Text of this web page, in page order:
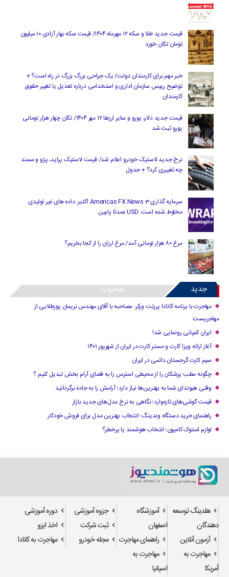
قیمت جدید طلا و سکه ۱۲ مهرماه ۱۴۰۴/ قیمت سکه بهار آزادی ۱۰ میلیون
تومان تکان خورد
خبر مهم برای کارمندان دولت/ یک جراحی بزرگ بزرگ در راه است؟ +
توضیح رییس سازمان اداری و استخدامی درباره تعدیل یا تغییر حقوق
کارمندان
قیمت جدید دلار، یورو و سایر ارزها ۱۲ مهر ۱۴۰۴/ تکان چهار هزار تومانی
یورو ثبت شد
نرخ جدید لاستیک خودرو اعلام شد/ قیمت لاستیک پراید، پژو و سمند
چه تغییری کرد؟ + جدول
سرمایه گذاری Americas FX News 3 اکتبر: داده های غیر تولیدی
مخلوط شده است. USD عمدتا پایین.
مرغ ۸۰ هزار تومانی آمد/ مرغ ارزان را از کجا بخریم؟
جدید محبوب
مهاجرت با برنامه کانادا پرزنت ورکر: مصاحبه با آقای مهندس نریمان پورطلایی از
مهاجریست
ایران کمپانی رونمایی شد!
آغاز ارائه ویزا کارت و مستر کارت در ایران از شهریور ۱۴۰۱
سیم کارت گرجستان دائمی در ایران
چگونه مطب پزشکان را از محیطی استرس زا به فضای آرام بخش تبدیل کنیم ؟
وقتی هیوندای شما به بهترین‌ها نیاز دارد؛ آرامش را به جاده برگردانید
قیمت گوشی‌های تازه‌وارد؛ نگاهی به نرخ مدل‌های جدید بازار
راهنمای خرید دستگاه وندینگ: انتخاب بهترین مدل برای فروش خودکار
لوازم استوک کامیون؛ انتخاب هوشمند یا پرخطر؟
هلدینگ توسعه
دهندگان
آموزشگاه
اصفهان
جزوه آموزشی
دوره آموزشی
ثبت شرکت
اخذ ایزو
آزمون آنلاین
راهنمای مهاجرت مجله خودرو
مهاجرت به کانادا
مهاجرت به
آمریکا
مهاجرت به
اسپانیا